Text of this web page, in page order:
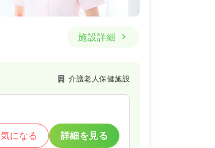
施設詳細
介護老人保健施設
気になる 詳細を見る